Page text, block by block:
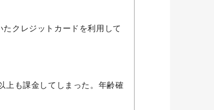
クレジットカードを利用して
上も課金してしまった。年齢確